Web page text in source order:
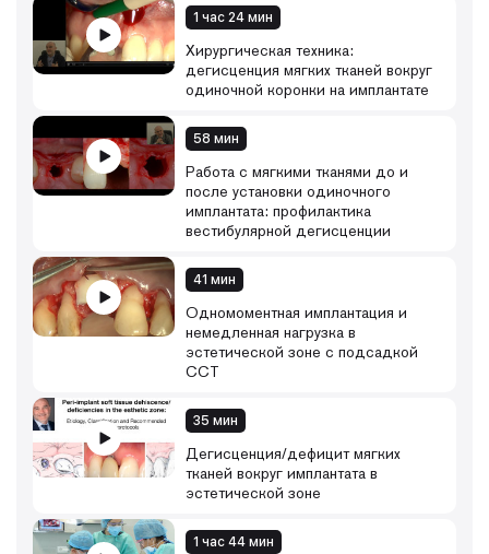
1 час 24 мин
Хирургическая техника:
дегисценция мягких тканей вокруг
одиночной коронки на имплантате
58 мин
Работа с мягкими тканями до и
после установки одиночного
имплантата: профилактика
вестибулярной дегисценции
41 мин
Одномоментная имплантация и
немедленная нагрузка в
эстетической зоне с подсадкой
ССТ
35 мин
Дегисценция/дефицит мягких
тканей вокруг имплантата в
эстетической зоне
1 час 44 мин